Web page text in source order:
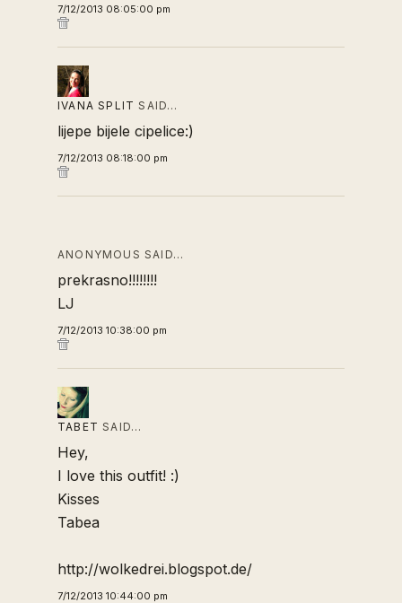
7/12/2013 08:05:00 pm
IVANA SPLIT SAID…
lijepe bijele cipelice:)
7/12/2013 08:18:00 pm
ANONYMOUS SAID…
prekrasno!!!!!!!!
LJ
7/12/2013 10:38:00 pm
TABET SAID…
Hey,
I love this outfit! :)
Kisses
Tabea
http://wolkedrei.blogspot.de/
7/12/2013 10:44:00 pm